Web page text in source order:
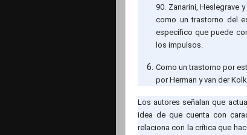
90. Zanarini, Heslegrave
como un trastorno del
específico que puede
los impulsos.
Como un trastorno por
por Herman y van der
Los autores señalan que
idea de que cuenta con
relaciona con la crítica que